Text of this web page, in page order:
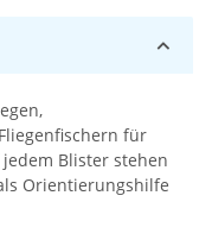
für
Blister stehen
Orientierungshilfe